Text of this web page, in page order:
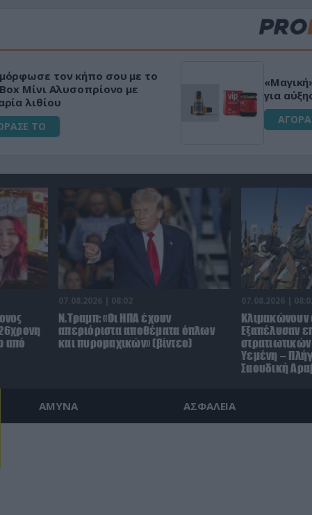
100% φυτικό διεγερτικό
ΤΟ
Ultra
από
07.08.2026 | 08:02
Ν.Τραμπ: «Οι ΗΠΑ έχουν
απεριόριστα αποθέματα όπλων
και πυρομαχικών» (βίντεο)
07.08.2026 |
Κλιμακώνουν
Eξαπέλυσαν
Υεμένη –
Σαουδική
ΑΜΥΝΑ ΑΣΦΑΛΕΙΑ